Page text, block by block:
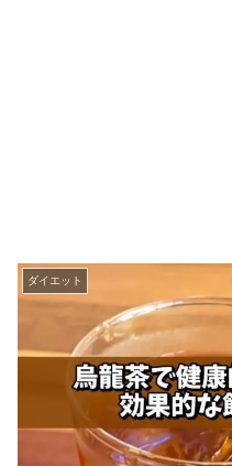
ダイエット